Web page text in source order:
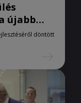
újabb
döntött